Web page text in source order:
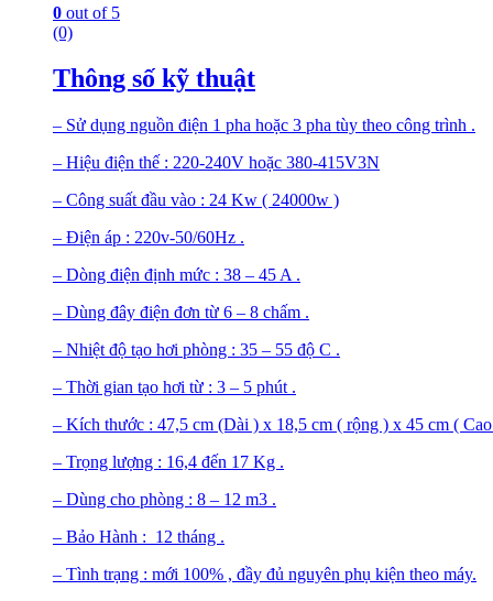
0 out of 5
(0)
Thông số kỹ thuật
– Sử dụng nguồn điện 1 pha hoặc 3 pha tùy theo công trình .
– Hiệu điện thế : 220-240V hoặc 380-415V3N
– Công suất đầu vào : 24 Kw ( 24000w )
– Điện áp : 220v-50/60Hz .
– Dòng điện định mức : 38 – 45 A .
– Dùng đây điện đơn từ 6 – 8 chấm .
– Nhiệt độ tạo hơi phòng : 35 – 55 độ C .
– Thời gian tạo hơi từ : 3 – 5 phút .
– Kích thước : 47,5 cm (Dài ) x 18,5 cm ( rộng ) x 45 cm (
– Trọng lượng : 16,4 đến 17 Kg .
– Dùng cho phòng : 8 – 12 m3 .
– Bảo Hành : 12 tháng .
– Tình trạng : mới 100% , đầy đủ nguyên phụ kiện theo máy.